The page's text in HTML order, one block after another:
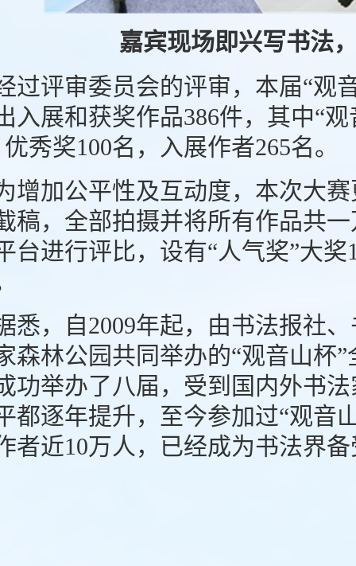
嘉宾现场即兴写书法
评审委员会的评审，本届“观
入展和获奖作品386件，其中“
秀奖100名，入展作者265名。
加公平性及互动度，本次大赛
稿，全部拍摄并将所有作品共
台进行评比，设有“人气奖”大
，自2009年起，由书法报社、
森林公园共同举办的“观音山杯
功举办了八届，受到国内外书
都逐年提升，至今参加过“观音
者近10万人，已经成为书法界